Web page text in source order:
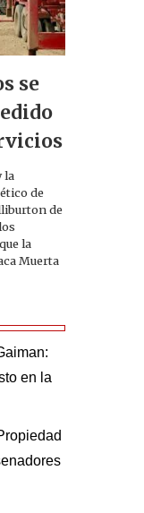
se
la
de
de
la
Muerta
en la